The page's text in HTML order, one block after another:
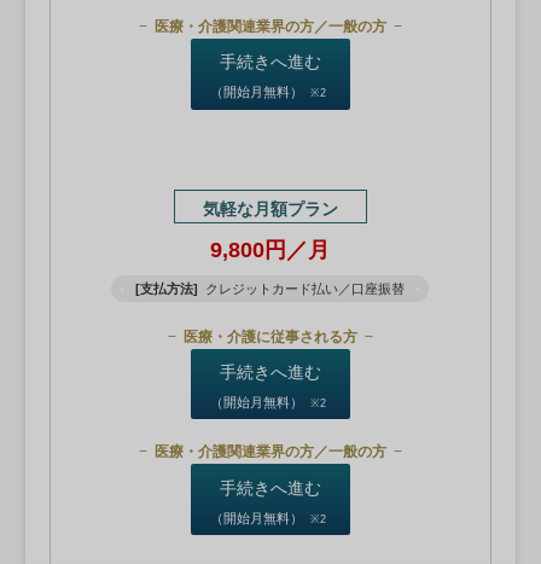
医療・介護関連業界の方／一般の方
手続きへ進む
（開始月無料） ※2
気軽な月額プラン
9,800円／月
[支払方法] クレジットカード払い／口座振替
医療・介護に従事される方
手続きへ進む
（開始月無料） ※2
医療・介護関連業界の方／一般の方
手続きへ進む
（開始月無料） ※2